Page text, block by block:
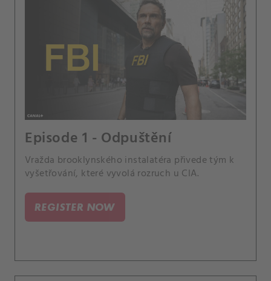
Episode 1 - Odpuštění
Vražda brooklynského instalatéra přivede tým k
vyšetřování, které vyvolá rozruch u CIA.
REGISTER NOW